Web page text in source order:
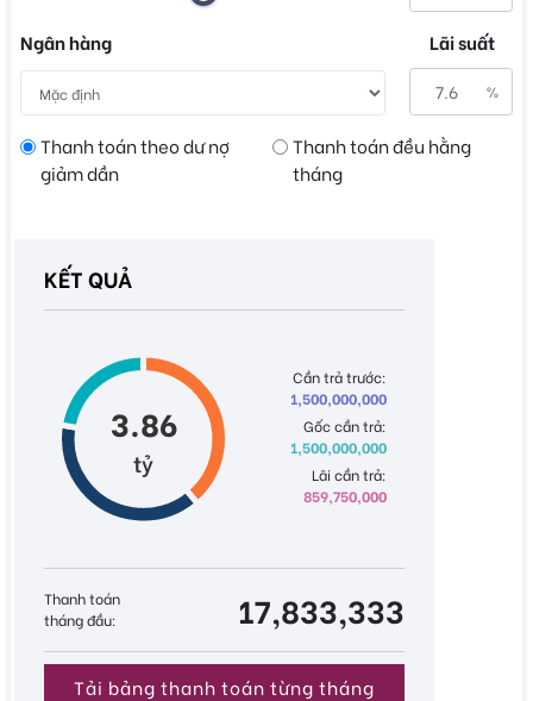
Ngân hàng Lãi suất
%
Thanh toán theo dư nợ
giảm dần
Thanh toán đều hằng
tháng
KẾT QUẢ
3.86
tỷ
Cần trả trước:
1,500,000,000
Gốc cần trả:
1,500,000,000
Lãi cần trả:
859,750,000
Thanh toán
tháng đầu:
17,833,333
Tải bảng thanh toán từng tháng